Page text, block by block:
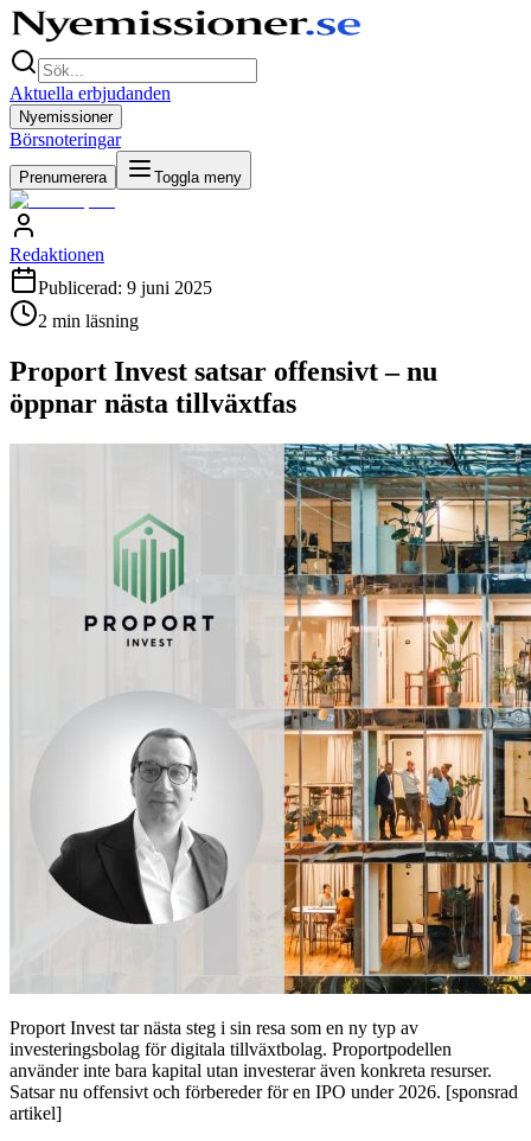
Aktuella erbjudanden
Nyemissioner
Börsnoteringar
Prenumerera Toggla meny
Redaktionen
Publicerad: 9 juni 2025
2 min läsning
Proport Invest satsar offensivt – nu
öppnar nästa tillväxtfas
Proport Invest tar nästa steg i sin resa som en ny typ av
investeringsbolag för digitala tillväxtbolag. Proportpodellen
använder inte bara kapital utan investerar även konkreta resurser.
Satsar nu offensivt och förbereder för en IPO under 2026. [sponsrad
artikel]